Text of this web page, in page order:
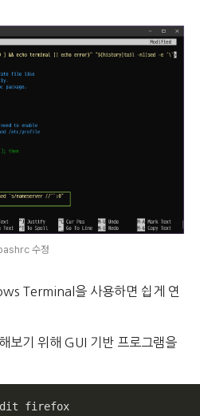
수정
Terminal을 사용하면 쉽게 연
보기 위해 GUI 기반 프로그램을
firefox